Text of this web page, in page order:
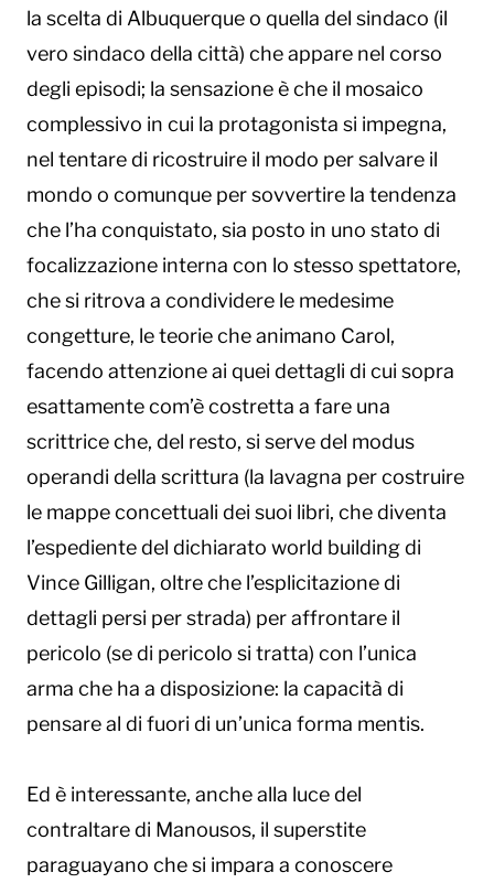
la scelta di Albuquerque o quella del sindaco (il
vero sindaco della città) che appare nel corso
degli episodi; la sensazione è che il mosaico
complessivo in cui la protagonista si impegna,
nel tentare di ricostruire il modo per salvare il
mondo o comunque per sovvertire la tendenza
che l’ha conquistato, sia posto in uno stato di
focalizzazione interna con lo stesso spettatore,
che si ritrova a condividere le medesime
congetture, le teorie che animano Carol,
facendo attenzione ai quei dettagli di cui sopra
esattamente com’è costretta a fare una
scrittrice che, del resto, si serve del modus
operandi della scrittura (la lavagna per costruire
le mappe concettuali dei suoi libri, che diventa
l’espediente del dichiarato world building di
Vince Gilligan, oltre che l’esplicitazione di
dettagli persi per strada) per affrontare il
pericolo (se di pericolo si tratta) con l’unica
arma che ha a disposizione: la capacità di
pensare al di fuori di un’unica forma mentis.
Ed è interessante, anche alla luce del
contraltare di Manousos, il superstite
paraguayano che si impara a conoscere